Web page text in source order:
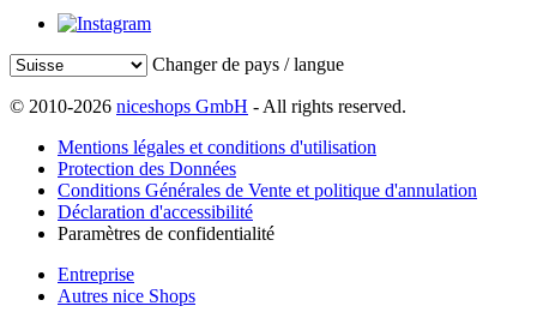
Changer de pays / langue
© 2010-2026 niceshops GmbH - All rights reserved.
Mentions légales et conditions d'utilisation
Protection des Données
Conditions Générales de Vente et politique d'annulation
Déclaration d'accessibilité
Paramètres de confidentialité
Entreprise
Autres nice Shops